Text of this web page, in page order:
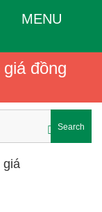
MENU
đồng
Search
giá